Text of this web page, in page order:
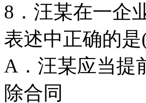
8．汪某在一企
表述中正确的
A．汪某应当提
除合同